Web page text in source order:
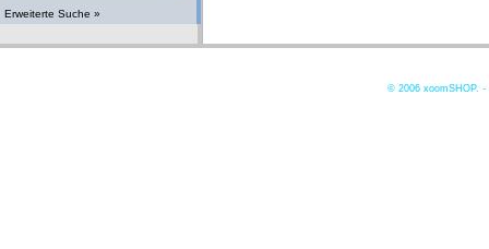
Erweiterte Suche »
© 2006 xoomSHOP. -